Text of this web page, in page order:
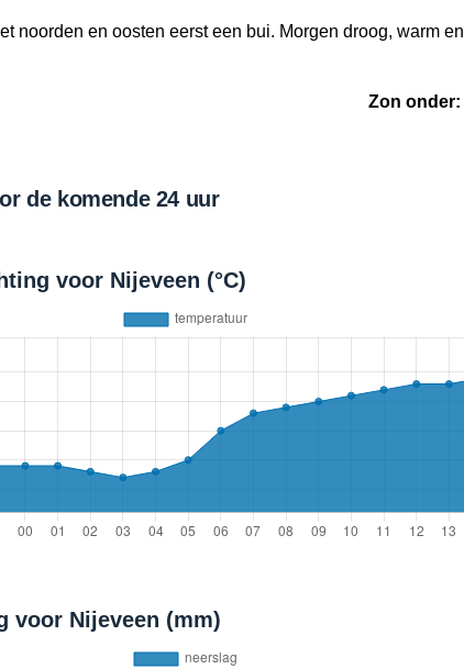
noorden en oosten eerst een bui. Morgen droog, warm en
Zon onder:
de komende 24 uur
voor Nijeveen (°C)
voor Nijeveen (mm)